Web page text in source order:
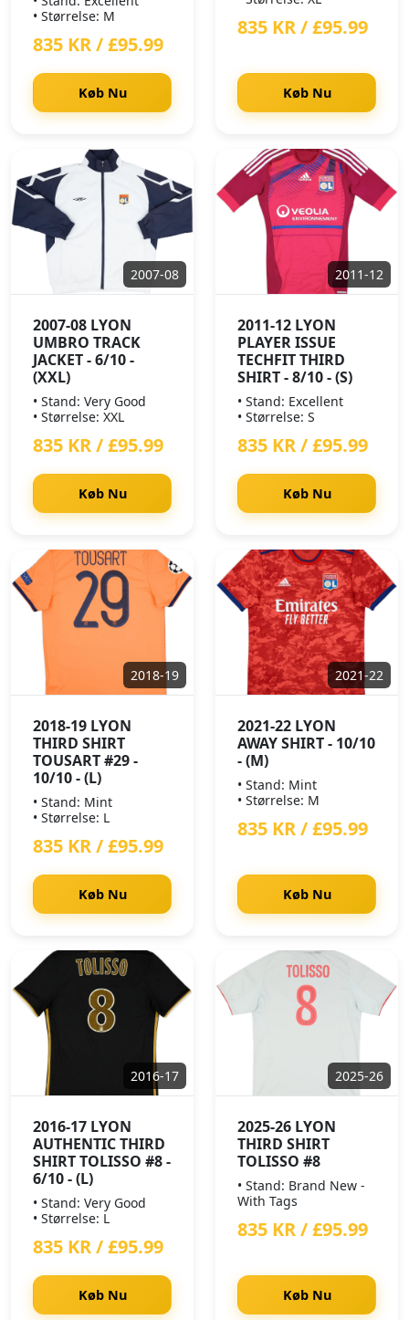
• Størrelse: M
835 KR / £95.99
Køb Nu
835 KR / £95.99
Køb Nu
2007-08
2007-08 LYON
UMBRO TRACK
JACKET - 6/10 -
(XXL)
• Stand: Very Good
• Størrelse: XXL
835 KR / £95.99
Køb Nu
2011-12
2011-12 LYON
PLAYER ISSUE
TECHFIT THIRD
SHIRT - 8/10 - (S)
• Stand: Excellent
• Størrelse: S
835 KR / £95.99
Køb Nu
2018-19
2018-19 LYON
THIRD SHIRT
TOUSART #29 -
10/10 - (L)
• Stand: Mint
• Størrelse: L
835 KR / £95.99
Køb Nu
2021-22
2021-22 LYON
AWAY SHIRT - 10/10
- (M)
• Stand: Mint
• Størrelse: M
835 KR / £95.99
Køb Nu
2016-17
2016-17 LYON
AUTHENTIC THIRD
SHIRT TOLISSO #8 -
6/10 - (L)
• Stand: Very Good
• Størrelse: L
835 KR / £95.99
Køb Nu
2025-26
2025-26 LYON
THIRD SHIRT
TOLISSO #8
• Stand: Brand New -
With Tags
835 KR / £95.99
Køb Nu